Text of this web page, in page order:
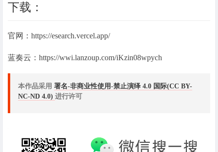
下载：
官网：https://esearch.vercel.app/
蓝奏云：https://wwi.lanzoup.com/iKzin08wpych
本作品采用 署名-非商业性使用-禁止演绎 4.0 国际(CC BY-
NC-ND 4.0) 进行许可